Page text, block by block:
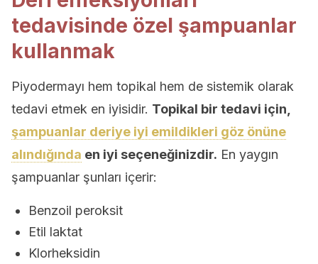
tedavisinde özel şampuanlar
kullanmak
Piyodermayı hem topikal hem de sistemik olarak
tedavi etmek en iyisidir. Topikal bir tedavi için,
şampuanlar deriye iyi emildikleri göz önüne
alındığında en iyi seçeneğinizdir. En yaygın
şampuanlar şunları içerir:
Benzoil peroksit
Etil laktat
Klorheksidin